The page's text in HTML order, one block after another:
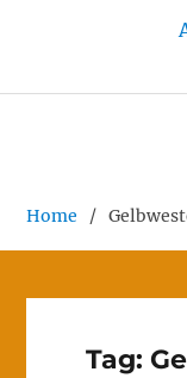
Home
Tag: